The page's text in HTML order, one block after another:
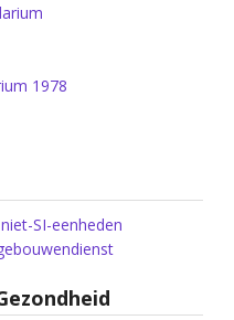
1978
SI-eenheden